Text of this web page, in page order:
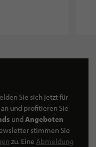
Sie sich jetzt für
an und profitieren Sie
undAngeboten
stimmen Sie
zu. Eine Abmeldung